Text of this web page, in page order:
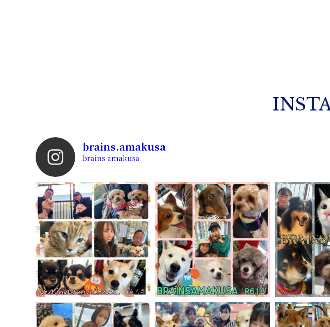
brains.amakusa
brains amakusa